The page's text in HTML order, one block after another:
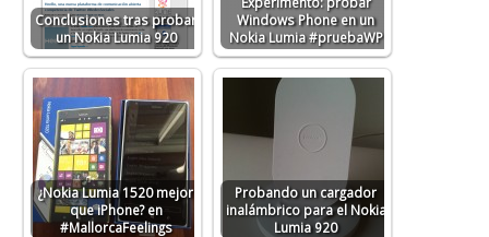
Conclusiones tras probar
un Nokia Lumia 920
Windows Phone en un
Nokia Lumia #pruebaWP
¿Nokia Lumia 1520 mejor
que iPhone? en
#MallorcaFeelings
Probando un cargador
inalámbrico para el Nokia
Lumia 920